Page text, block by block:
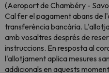
(Aeroport de Chambéry -
Cal fer el pagament abans de
transferència bancària.
amb vosaltres després de
instruccions. En resposta al
l'allotjament aplica mesures
addicionals en aquests